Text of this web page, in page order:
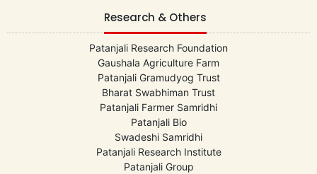
Research & Others
Patanjali Research Foundation
Gaushala Agriculture Farm
Patanjali Gramudyog Trust
Bharat Swabhiman Trust
Patanjali Farmer Samridhi
Patanjali Bio
Swadeshi Samridhi
Patanjali Research Institute
Patanjali Group